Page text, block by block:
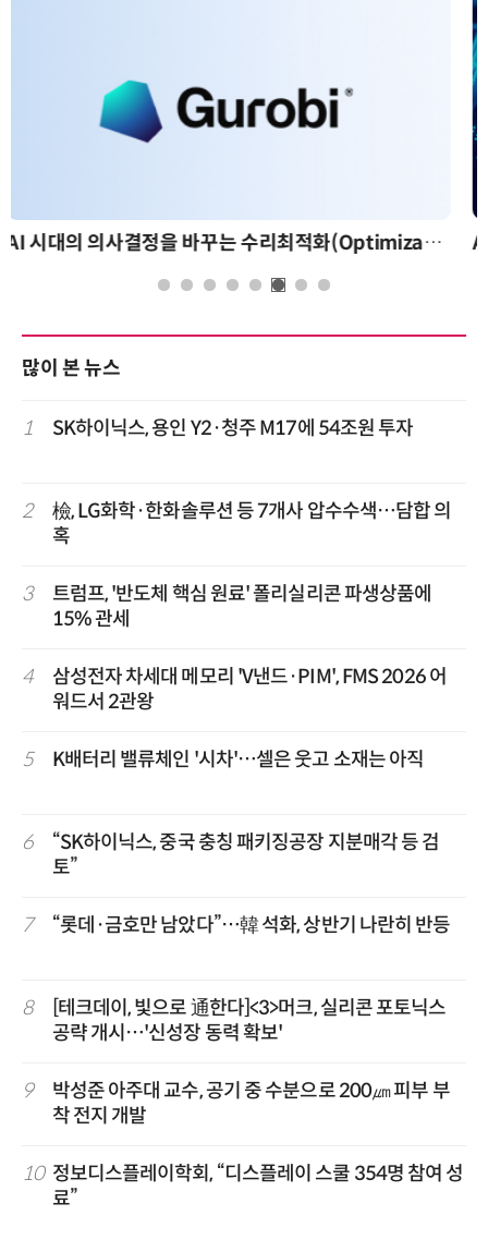
AI 핀옵스 실전 세미나: 폭증하는 AI 토큰 비용 관리 전략
많이 본 뉴스
1 SK하이닉스, 용인 Y2·청주 M17에 54조원 투자
2
檢, LG화학·한화솔루션 등 7개사 압수수색…담합 의
혹
3
트럼프, '반도체 핵심 원료' 폴리실리콘 파생상품에
15% 관세
4
삼성전자 차세대 메모리 'V낸드·PIM', FMS 2026 어
워드서 2관왕
5 K배터리 밸류체인 '시차'…셀은 웃고 소재는 아직
6
“SK하이닉스, 중국 충칭 패키징공장 지분매각 등 검
토”
7 “롯데·금호만 남았다”…韓 석화, 상반기 나란히 반등
8
[테크데이, 빛으로 通한다]<3>머크, 실리콘 포토닉스
공략 개시…'신성장 동력 확보'
9
박성준 아주대 교수, 공기 중 수분으로 200㎛ 피부 부
착 전지 개발
10 정보디스플레이학회, “디스플레이 스쿨 354명 참여 성
료”